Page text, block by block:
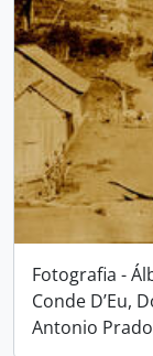
Fotografia -
Conde D’Eu,
Antonio